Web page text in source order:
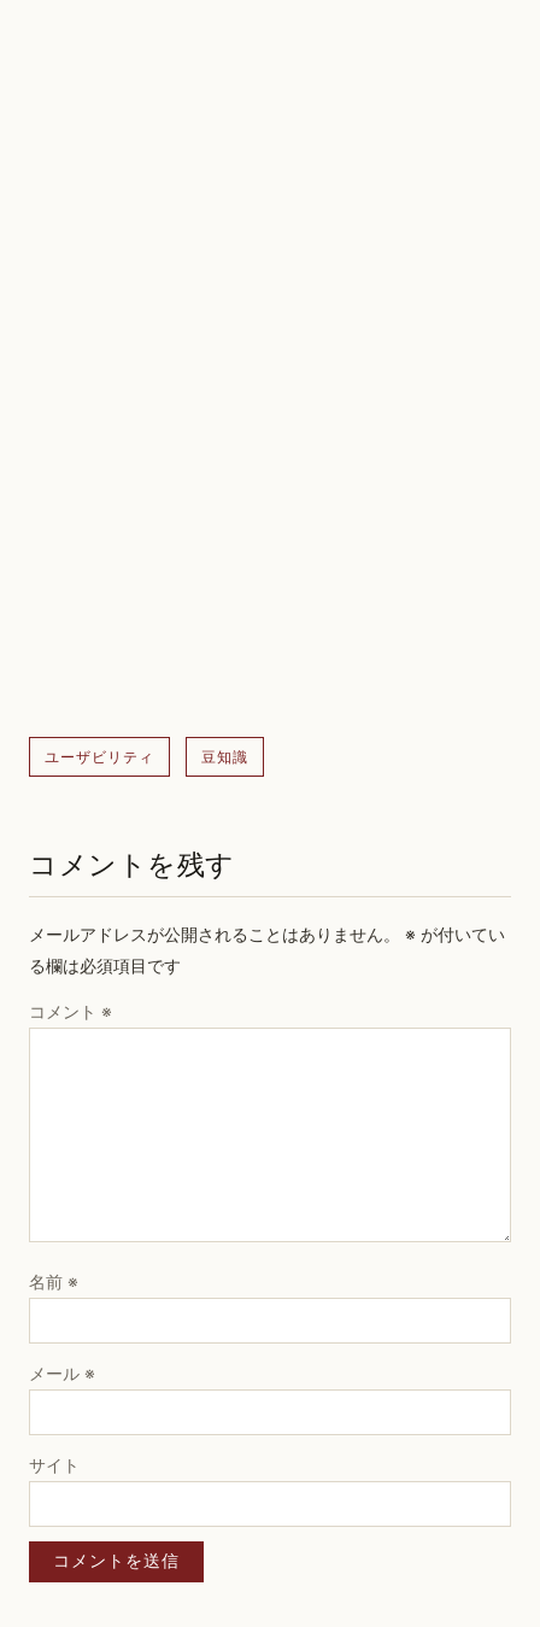
ユーザビリティ 豆知識
コメントを残す
メールアドレスが公開されることはありません。 ※ が付いてい
る欄は必須項目です
コメント ※
名前 ※
メール ※
サイト